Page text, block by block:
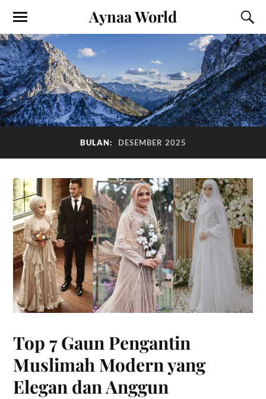
Aynaa World
BULAN: DESEMBER 2025
Top 7 Gaun Pengantin
Muslimah Modern yang
Elegan dan Anggun